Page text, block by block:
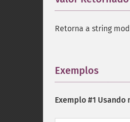
Retorna a string
Exemplos
Exemplo #1 Usando